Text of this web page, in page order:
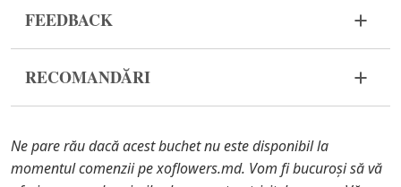
FEEDBACK
compozitia dvs. nu a ajuns în stare
corespunzătoare, vă rugăm să ne contactați pentru
În cazul în care oricare dintre părțile componente
RECOMANDĂRI
Ne pare rău dacă acest buchet nu este disponibil la
momentul comenzii pe xoflowers.md. Vom fi bucuroși să vă